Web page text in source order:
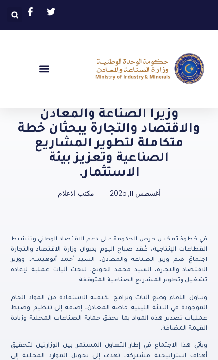
وزيرا الصناعة والمعادن
والاقتصاد والتجارة يبحثان خطة
متكاملة لتطوير المشاريع
الصناعية وتعزيز بيئة
الاستثمار.
أغسطس 11, 2025 مكتب الاعلام
في خطوة تعكس حرص الحكومة على دعم الاقتصاد الوطني وتنشيط
القطاعات الإنتاجية، عُقد صباح اليوم بديوان وزارة الاقتصاد والتجارة
اجتماعٌ ضم وزير الصناعة والمعادن، السيد أحمد أبوهيسه، ووزير
الاقتصاد والتجارة، السيد محمد الحويج، لبحث آليات عملية لإعادة
تشغيل وتطوير المشاريع الصناعية المتوقفة.
وتناول اللقاء وضع آليات وبرامج لكيفية الاستفادة من المواد الخام
الموجودة في البيئة الليبية خاصة المعادن، إضافة إلى تنظيم وضبط
عمليات تصدير هذه المواد بما يحقق حماية الصناعات المحلية وزيادة
القيمة المضافة.
ويأتي هذا الاجتماع في إطار التعاون المستمر بين الوزارتين لتحقيق
أهداف استراتيجية مشتركة، تهدف إلى تحويل الموارد المحلية إلى